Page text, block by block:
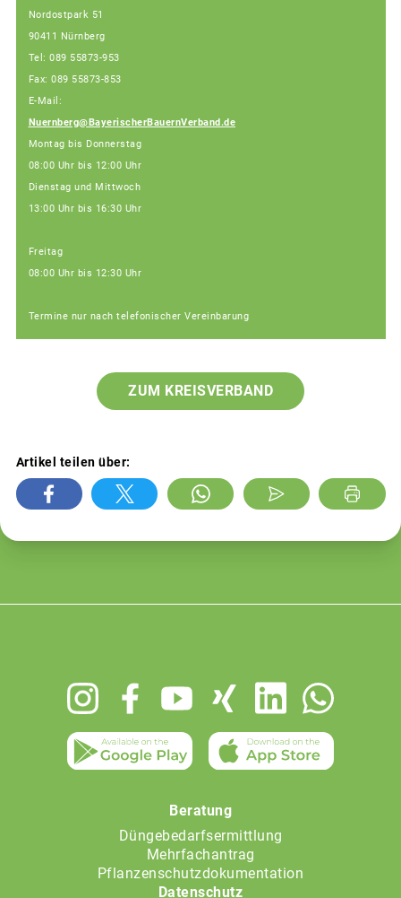
Nordostpark 51
90411 Nürnberg
Tel: 089 55873-953
Fax: 089 55873-853
E-Mail:
Nuernberg@BayerischerBauernVerband.de
Montag bis Donnerstag
08:00 Uhr bis 12:00 Uhr
Dienstag und Mittwoch
13:00 Uhr bis 16:30 Uhr
Freitag
08:00 Uhr bis 12:30 Uhr
Termine nur nach telefonischer Vereinbarung
ZUM KREISVERBAND
Artikel teilen über:
Beratung
Düngebedarfsermittlung
Mehrfachantrag
Pflanzenschutzdokumentation
Datenschutz